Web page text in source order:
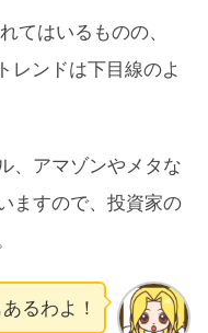
てはいるものの、
レンドは下目線のよ
、アマゾンやメタな
ますので、投資家の
るわよ！